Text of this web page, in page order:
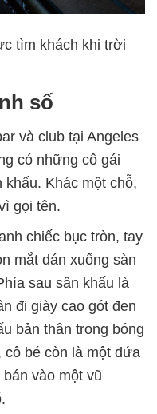
tìm khách khi trời
số
và club tại Angeles
có những cô gái
khấu. Khác một chỗ,
gọi tên.
chiếc bục tròn, tay
mắt dán xuống sàn
sau sân khấu là
đi giày cao gót đen
bản thân trong bóng
bé còn là một đứa
vào một vũ